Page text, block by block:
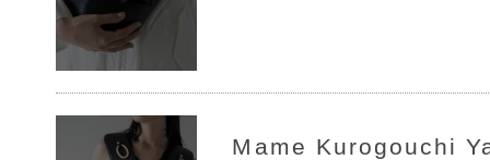
Mame Kurogouchi